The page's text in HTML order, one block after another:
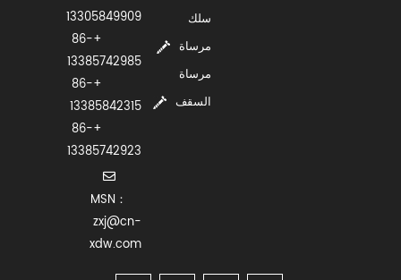
سلك
مرساة
مرساة
السقف
13305849909
+86-
13385742985
+86-
13385842315
+86-
13385742923
MSN：
zxj@cn-
xdw.com